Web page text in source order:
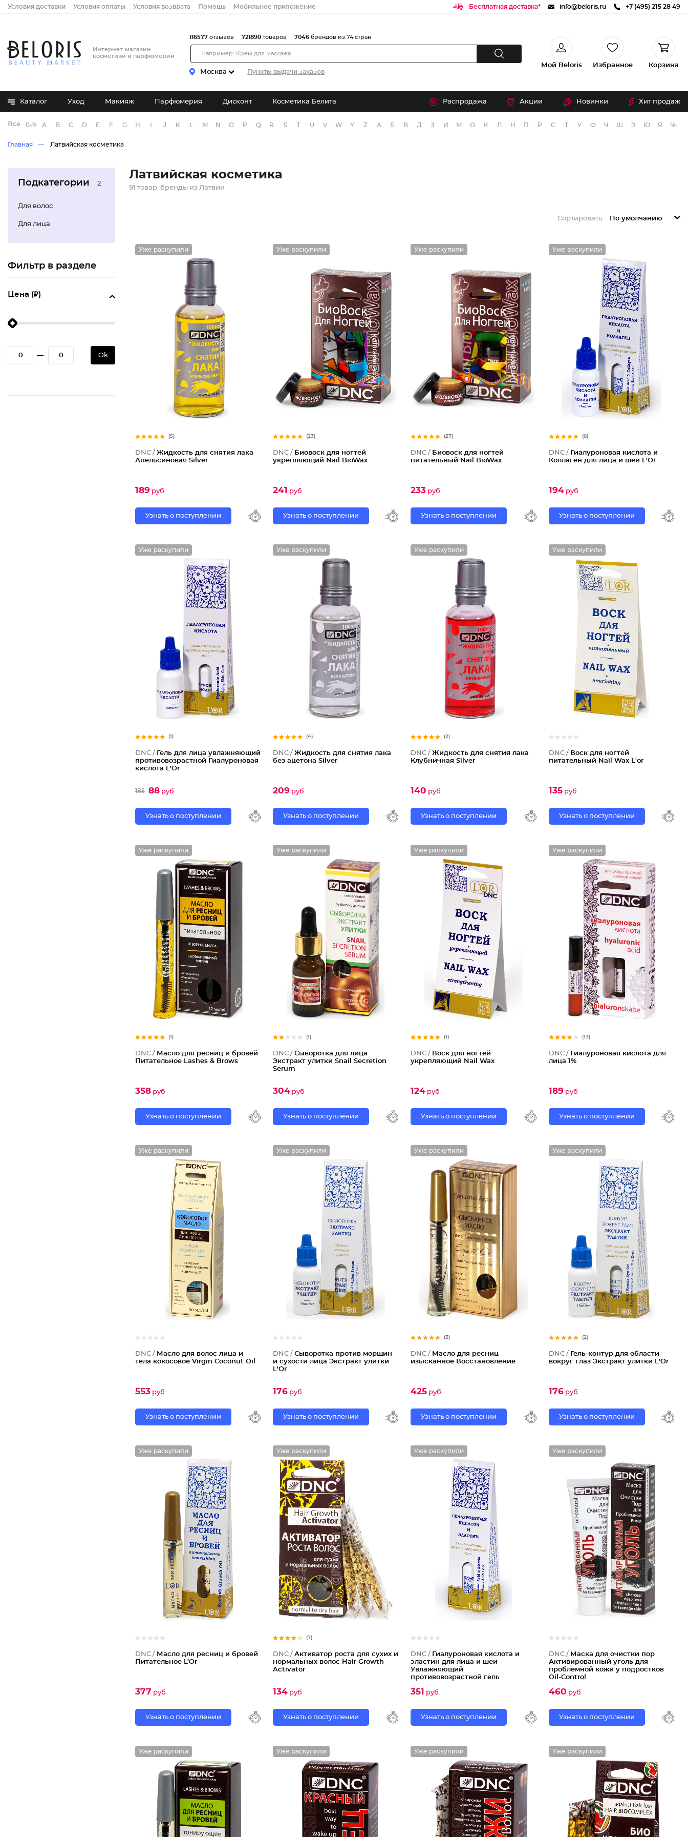
Условия доставки Условия оплаты Условия возврата Помощь Мобильное приложение Бесплатная доставка* info@beloris.ru +7 (495) 215 28 49
Интернет-магазин
косметики и парфюмерии
Москва Пункты выдачи заказов
116577 отзывов 721890 товаров 7046 брендов из 74 стран
Мой Beloris Избранное Корзина
Каталог Уход Макияж Парфюмерия Дисконт Косметика Белита Распродажа Акции Новинки Хит продаж
Все бренды
0-9 A B C D E F G H J K M N O P Q R S T U V W Y Z А Б В Д З И М О К Л Н П Р С Т У Ф Ч Э Ю Я №
Главная Латвийская косметика
Подкатегории 2
Для волос
Для лица
Фильтр в разделе
Цена (₽)
— Ok
Латвийская косметика
91 товар, бренды из Латвии
Сортировать По умолчанию
Уже раскупили
(5)
DNC / Жидкость для снятия лака
Апельсиновая Silver
189руб
Узнать о поступлении
Уже раскупили
(23)
DNC / Биовоск для ногтей
укрепляющий Nail BioWax
241 руб
Узнать о поступлении
Уже раскупили
(27)
DNC / Биовоск для ногтей
питательный Nail BioWax
233 руб
Узнать о поступлении
Уже раскупили
(6)
DNC / Гиалуроновая кислота и
Коллаген для лица и шеи L'Or
194руб
Узнать о поступлении
Уже раскупили
(1)
DNC / Гель для лица увлажняющий
противовозрастной Гиалуроновая
кислота L'Or
185 88руб
Узнать о поступлении
Уже раскупили
(4)
DNC / Жидкость для снятия лака
без ацетона Silver
209руб
Узнать о поступлении
Уже раскупили
(2)
DNC /Жидкость для снятия лака
Клубничная Silver
140 руб
Узнать о поступлении
Уже раскупили
DNC / Воск для ногтей
питательный Nail Wax L'or
135руб
Узнать о поступлении
Уже раскупили
(1)
DNC / Масло для ресниц и бровей
Питательное Lashes & Brows
358руб
Узнать о поступлении
Уже раскупили
(1)
DNC / Cыворотка для лица
Экстракт улитки Snail Secretion
Serum
304руб
Узнать о поступлении
Уже раскупили
(1)
DNC / Воск для ногтей
укрепляющий Nail Wax
124 руб
Узнать о поступлении
Уже раскупили
(13)
DNC / Гиалуроновая кислота для
лица 1%
189руб
Узнать о поступлении
Уже раскупили
DNC / Масло для волос лица и
тела кокосовое Virgin Coconut Oil
553руб
Узнать о поступлении
Уже раскупили
DNC / Сыворотка против морщин
и сухости лица Экстракт улитки
L'Or
176руб
Узнать о поступлении
Уже раскупили
(3)
DNC / Масло для ресниц
изысканное Восстановление
425 руб
Узнать о поступлении
Уже раскупили
(2)
DNC / Гель-контур для области
вокруг глаз Экстракт улитки L'Or
176руб
Узнать о поступлении
Уже раскупили
DNC / Масло для ресниц и бровей
Питательное L’Or
377 руб
Узнать о поступлении
Уже раскупили
(7)
DNC / Активатор роста для сухих и
нормальных волос Hair Growth
Activator
134руб
Узнать о поступлении
Уже раскупили
DNC / Гиалуроновая кислота и
эластин для лица и шеи
Увлажняющий
противовозрастной гель
351 руб
Узнать о поступлении
Уже раскупили
DNC / Маска для очистки пор
Активированный уголь для
проблемной кожи у подростков
Oil-Control
460 руб
Узнать о поступлении
Уже раскупили Уже раскупили Уже раскупили Уже раскупили